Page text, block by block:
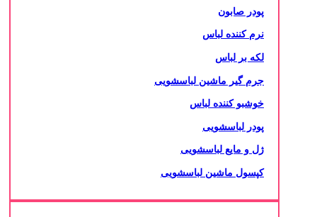
پودر صابون
نرم کننده لباس
لکه بر لباس
جرم گیر ماشین لباسشویی
خوشبو کننده لباس
پودر لباسشویی
ژل و مایع لباسشویی
کپسول ماشین لباسشویی